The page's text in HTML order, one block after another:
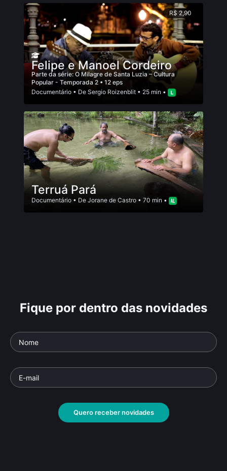
R$ 2,90
Felipe e Manoel Cordeiro
Parte da série:O Milagre de Santa Luzia – Cultura
Popular - Temporada 2 • 12 eps
Documentário • De Sergio Roizenblit • 25 min •
Terruá Pará
Documentário • De Jorane de Castro • 70 min •
Fique por dentro das novidades
Quero receber novidades